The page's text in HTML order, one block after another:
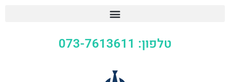
טלפון: 073-7613611